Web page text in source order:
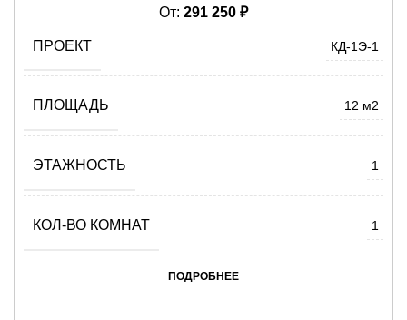
От: 291 250 ₽
ПРОЕКТ КД-1Э-1
ПЛОЩАДЬ 12 м2
ЭТАЖНОСТЬ 1
КОЛ-ВО КОМНАТ 1
ПОДРОБНЕЕ